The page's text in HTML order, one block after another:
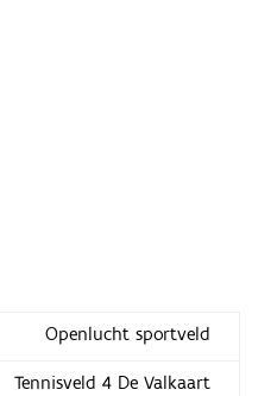
Openlucht sportveld
Tennisveld 4 De Valkaart